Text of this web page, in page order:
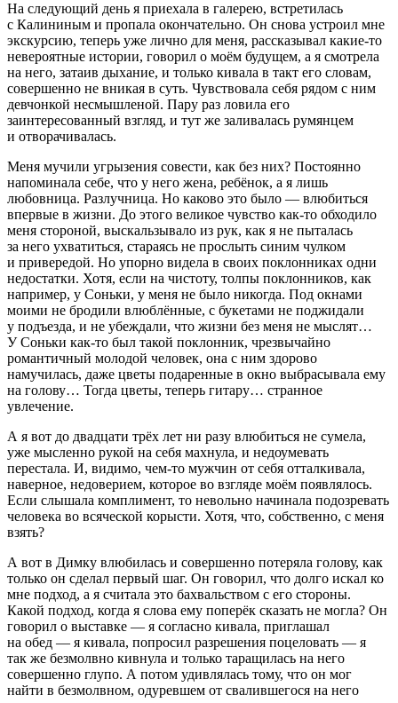
На следующий день я приехала в галерею, встретилась
с Калининым и пропала окончательно. Он снова устроил мне
экскурсию, теперь уже лично для меня, рассказывал какие-то
невероятные истории, говорил о моём будущем, а я смотрела
на него, затаив дыхание, и только кивала в такт его словам,
совершенно не вникая в суть. Чувствовала себя рядом с ним
девчонкой несмышленой. Пару раз ловила его
заинтересованный взгляд, и тут же заливалась румянцем
и отворачивалась.
Меня мучили угрызения совести, как без них? Постоянно
напоминала себе, что у него жена, ребёнок, а я лишь
любовница. Разлучница. Но каково это было — влюбиться
впервые в жизни. До этого великое чувство как-то обходило
меня стороной, выскальзывало из рук, как я не пыталась
за него ухватиться, стараясь не прослыть синим чулком
и привередой. Но упорно видела в своих поклонниках одни
недостатки. Хотя, если на чистоту, толпы поклонников, как
например, у Соньки, у меня не было никогда. Под окнами
моими не бродили влюблённые, с букетами не поджидали
у подъезда, и не убеждали, что жизни без меня не мыслят…
У Соньки как-то был такой поклонник, чрезвычайно
романтичный молодой человек, она с ним здорово
намучилась, даже цветы подаренные в окно выбрасывала ему
на голову… Тогда цветы, теперь гитару… странное
увлечение.
А я вот до двадцати трёх лет ни разу влюбиться не сумела,
уже мысленно рукой на себя махнула, и недоумевать
перестала. И, видимо, чем-то мужчин от себя отталкивала,
наверное, недоверием, которое во взгляде моём появлялось.
Если слышала комплимент, то невольно начинала подозревать
человека во всяческой корысти. Хотя, что, собственно, с меня
взять?
А вот в Димку влюбилась и совершенно потеряла голову, как
только он сделал первый шаг. Он говорил, что долго искал ко
мне подход, а я считала это бахвальством с его стороны.
Какой подход, когда я слова ему поперёк сказать не могла? Он
говорил о выставке — я согласно кивала, приглашал
на обед — я кивала, попросил разрешения поцеловать — я
так же безмолвно кивнула и только таращилась на него
совершенно глупо. А потом удивлялась тому, что он мог
найти в безмолвном, одуревшем от свалившегося на него